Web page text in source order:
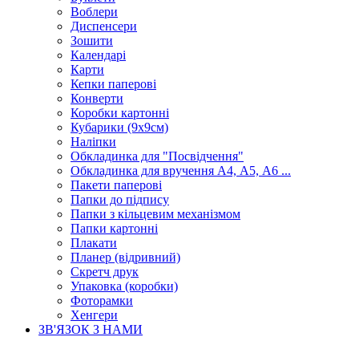
Воблери
Диспенсери
Зошити
Календарі
Карти
Кепки паперові
Конверти
Коробки картонні
Кубарики (9х9см)
Наліпки
Обкладинка для "Посвідчення"
Обкладинка для вручення А4, А5, А6 ...
Пакети паперові
Папки до підпису
Папки з кільцевим механізмом
Папки картонні
Плакати
Планер (відривний)
Скретч друк
Упаковка (коробки)
Фоторамки
Хенгери
ЗВ'ЯЗОК З НАМИ